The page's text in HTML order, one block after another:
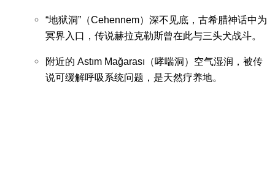
“地狱洞”（Cehennem）深不见底，古希腊神话中为
冥界入口，传说赫拉克勒斯曾在此与三头犬战斗。
附近的 Astım Mağarası（哮喘洞）空气湿润，被传
说可缓解呼吸系统问题，是天然疗养地。